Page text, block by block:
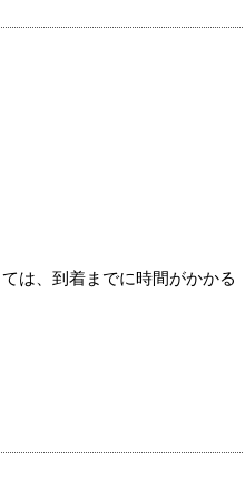
は、到着までに時間がかかる